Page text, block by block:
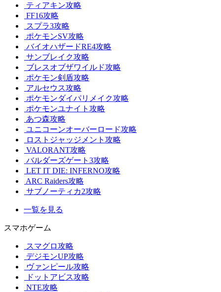
ティアキン攻略
FF16攻略
スプラ3攻略
ポケモンSV攻略
バイオハザードRE4攻略
サンブレイク攻略
ブレスオブザワイルド攻略
ポケモン剣盾攻略
アルセウス攻略
ポケモンダイパリメイク攻略
ポケモンユナイト攻略
あつ森攻略
ユニコーンオーバーロード攻略
ロストジャッジメント攻略
VALORANT攻略
バルダーズゲート3攻略
LET IT DIE: INFERNO攻略
ARC Raiders攻略
サブノーティカ2攻略
一覧を見る
スマホゲーム
スマグロ攻略
デジモンUP攻略
ヴァンピール攻略
ドットアビス攻略
NTE攻略